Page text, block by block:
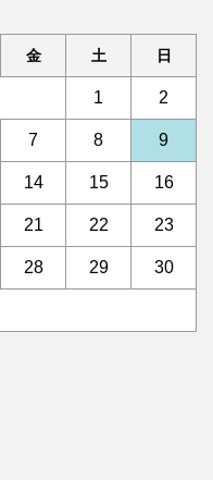
金 土 日
1 2
7 8 9
14 15 16
21 22 23
28 29 30